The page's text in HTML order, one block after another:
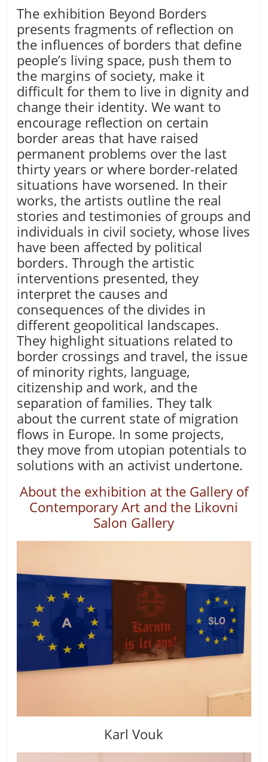
The exhibition Beyond Borders
presents fragments of reflection on
the influences of borders that define
people’s living space, push them to
the margins of society, make it
difficult for them to live in dignity and
change their identity. We want to
encourage reflection on certain
border areas that have raised
permanent problems over the last
thirty years or where border-related
situations have worsened. In their
works, the artists outline the real
stories and testimonies of groups and
individuals in civil society, whose lives
have been affected by political
borders. Through the artistic
interventions presented, they
interpret the causes and
consequences of the divides in
different geopolitical landscapes.
They highlight situations related to
border crossings and travel, the issue
of minority rights, language,
citizenship and work, and the
separation of families. They talk
about the current state of migration
flows in Europe. In some projects,
they move from utopian potentials to
solutions with an activist undertone.
About the exhibition at the Gallery of
Contemporary Art and the Likovni
Salon Gallery
Karl Vouk